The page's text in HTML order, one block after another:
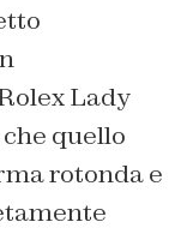
Lady
quello
rotonda e